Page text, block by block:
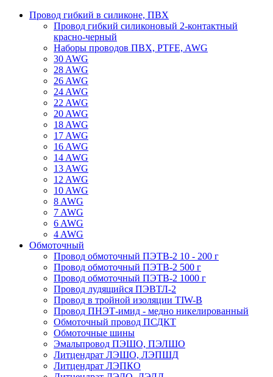
Провод гибкий в силиконе, ПВХ
Провод гибкий силиконовый 2-контактный
красно-черный
Наборы проводов ПВХ, PTFE, AWG
30 AWG
28 AWG
26 AWG
24 AWG
22 AWG
20 AWG
18 AWG
17 AWG
16 AWG
14 AWG
13 AWG
12 AWG
10 AWG
8 AWG
7 AWG
6 AWG
4 AWG
Обмоточный
Провод обмоточный ПЭТВ-2 10 - 200 г
Провод обмоточный ПЭТВ-2 500 г
Провод обмоточный ПЭТВ-2 1000 г
Провод лудящийся ПЭВТЛ-2
Провод в тройной изоляции TIW-B
Провод ПНЭТ-имид - медно никелированный
Обмоточный провод ПСДКТ
Обмоточные шины
Эмальпровод ПЭШО, ПЭЛШО
Литцендрат ЛЭШО, ЛЭПШД
Литцендрат ЛЭПКО